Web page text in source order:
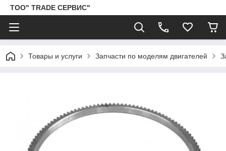
ТОО" TRADE СЕРВИС"
Товары и услуги Запчасти по моделям двигателей